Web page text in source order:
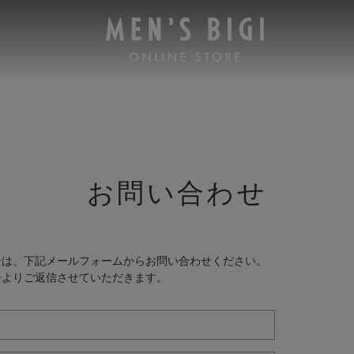
お問い合わせ
、下記メールフォームからお問い合わせください。
りご返信させていただきます。